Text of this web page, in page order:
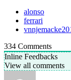
alonso
ferrari
334 Comments
Inline Feedbacks
View all comments